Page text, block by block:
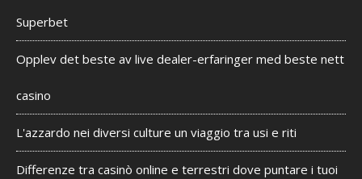
Superbet
Opplev det beste av live dealer-erfaringer med beste nett
casino
L'azzardo nei diversi culture un viaggio tra usi e riti
Differenze tra casinò online e terrestri dove puntare i tuoi